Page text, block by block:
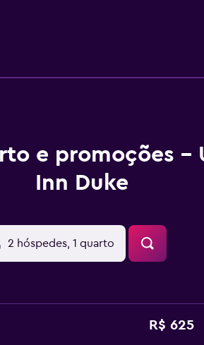
e produtos de toalete de
com chamadas locais grátis
e promoções -
Inn Duke
2 hóspedes, 1 quarto
R$ 625